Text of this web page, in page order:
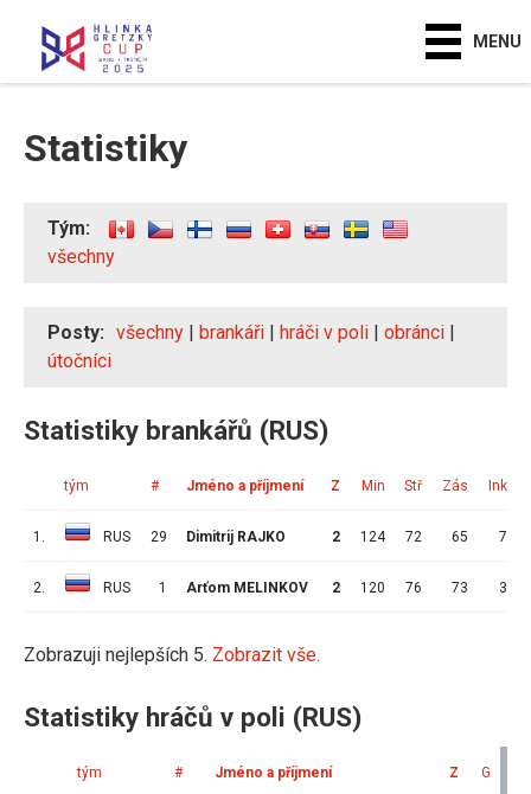
MENU
Statistiky
Tým:
všechny
Posty: všechny | brankáři | hráči v poli | obránci |
útočníci
Statistiky brankářů (RUS)
tým # Jméno a příjmení Z Min Stř Zás Ink
1. RUS 29 Dimitrij RAJKO 2 124 72 65 7
2. RUS 1 Arťom MELINKOV 2 120 76 73 3
Zobrazuji nejlepších 5. Zobrazit vše.
Statistiky hráčů v poli (RUS)
tým # Jméno a příjmení Z G